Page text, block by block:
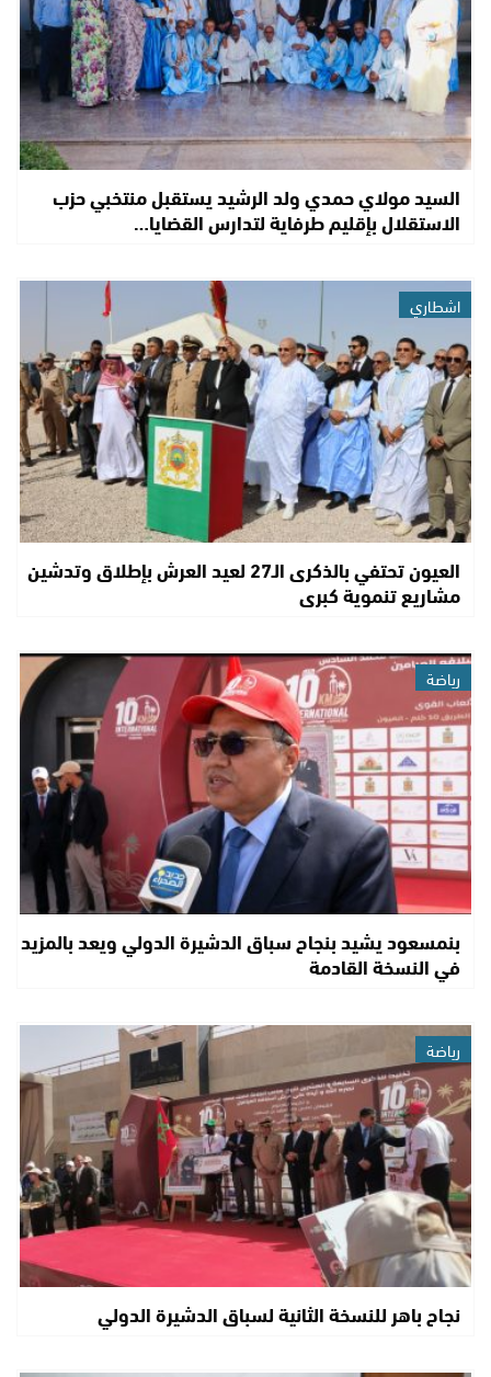
السيد مولاي حمدي ولد الرشيد يستقبل منتخبي حزب
الاستقلال بإقليم طرفاية لتدارس القضايا…
اشطاري
العيون تحتفي بالذكرى الـ27 لعيد العرش بإطلاق وتدشين
مشاريع تنموية كبرى
رياضة
بنمسعود يشيد بنجاح سباق الدشيرة الدولي ويعد بالمزيد
في النسخة القادمة
رياضة
نجاح باهر للنسخة الثانية لسباق الدشيرة الدولي